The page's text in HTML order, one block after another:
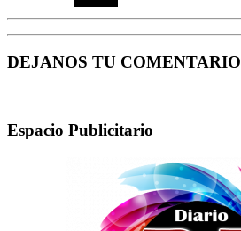
DEJANOS TU COMENTARIO
Espacio Publicitario